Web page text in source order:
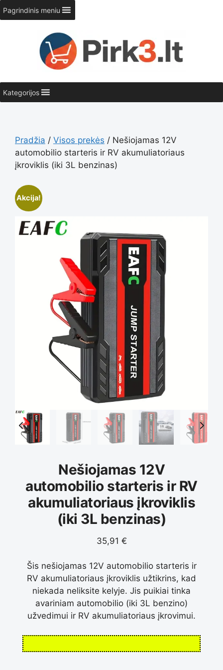
Pereiti
prie
turinio
Pagrindinis meniu
Kategorijos
Pradžia / Visos prekės / Nešiojamas 12V
automobilio starteris ir RV akumuliatoriaus
įkroviklis (iki 3L benzinas)
Akcija!
Nešiojamas 12V
automobilio starteris ir RV
akumuliatoriaus įkroviklis
(iki 3L benzinas)
35,91 €
Šis nešiojamas 12V automobilio starteris ir
RV akumuliatoriaus įkroviklis užtikrins, kad
niekada neliksite kelyje. Jis puikiai tinka
avariniam automobilio (iki 3L benzino)
užvedimui ir RV akumuliatoriaus įkrovimui.